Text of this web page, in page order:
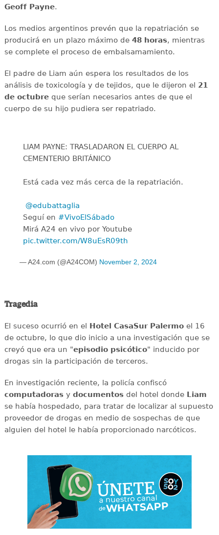
Geoff Payne.
Los medios argentinos prevén que la repatriación se
producirá en un plazo máximo de48 horas, mientras
se complete el proceso de embalsamamiento.
El padre de Liam aún espera los resultados de los
análisis de toxicología y de tejidos, que le dijeron el 21
de octubreque serían necesarios antes de que el
cuerpo de su hijo pudiera ser repatriado.
LIAM PAYNE: TRASLADARON EL CUERPO AL
CEMENTERIO BRITÁNICO
Está cada vez más cerca de la repatriación.
@edubattaglia
Seguí en #VivoElSábado
Mirá A24 en vivo por Youtube
pic.twitter.com/W8uEsR09th
— A24.com (@A24COM) November 2, 2024
Tragedia
El suceso ocurrió en el Hotel CasaSur Palermoel 16
de octubre, lo que dio inicio a una investigación que se
creyó que era un "episodio psicótico" inducido por
drogas sin la participación de terceros.
En investigación reciente, la policía confiscó
computadorasy documentosdel hotel donde Liam
se había hospedado, para tratar de localizar al supuesto
proveedor de drogas en medio de sospechas de que
alguien del hotel le había proporcionado narcóticos.